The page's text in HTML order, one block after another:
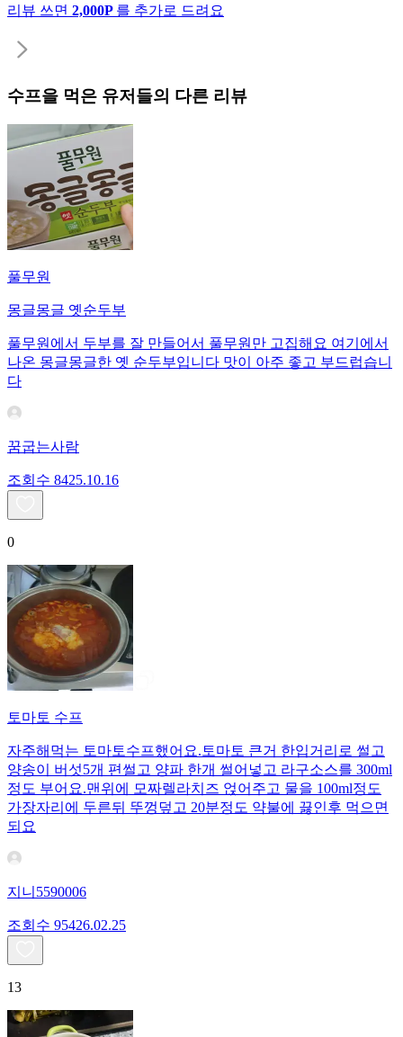
리뷰 쓰면 2,000P 를 추가로 드려요
수프을 먹은 유저들의 다른 리뷰
풀무원
몽글몽글 옛순두부
풀무원에서 두부를 잘 만들어서 풀무원만 고집해요 여기에서
나온 몽글몽글한 옛 순두부입니다 맛이 아주 좋고 부드럽습니
다
꿈굽는사람
조회수 8425.10.16
0
토마토 수프
자주해먹는 토마토수프했어요.토마토 큰거 한입거리로 썰고
양송이 버섯5개 편썰고 양파 한개 썰어넣고 라구소스를 300ml
정도 부어요.맨위에 모짜렐라치즈 얹어주고 물을 100ml정도
가장자리에 두른뒤 뚜껑덮고 20분정도 약불에 끓인후 먹으면
되요
지니5590006
조회수 95426.02.25
13